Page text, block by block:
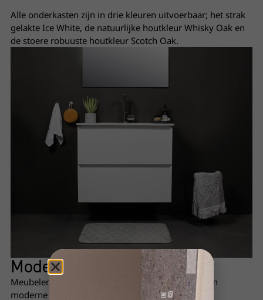
Alle onderkasten zijn in drie kleuren uitvoerbaar; het strak
gelakte Ice White, de natuurlijke houtkleur Whisky Oak en
de stoere robuuste houtkleur Scotch Oak.
Moderne zwarte greep
Meubelen met greep zijn ook uit te voeren met een
moderne zwarte greep.